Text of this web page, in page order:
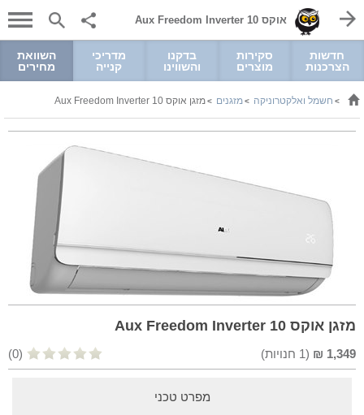
אוקס Aux Freedom Inverter 10
חדשות
הצרכנות
סקירות
מוצרים
בדקנו
והשווינו
מדריכי
קנייה
השוואת
מחירים
> חשמל ואלקטרוניקה >מזגנים >מזגן אוקס Aux Freedom Inverter 10
מזגן אוקס Aux Freedom Inverter 10
1,349
₪
(
1 חנויות) (0)
מפרט טכני